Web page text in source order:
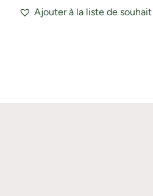
Ajouter à la liste de souhait